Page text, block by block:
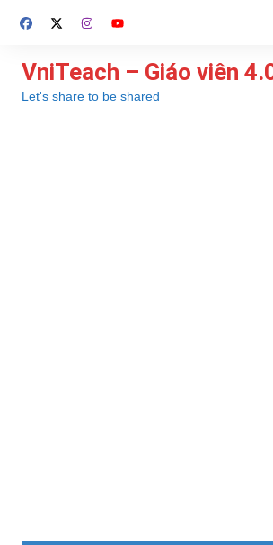
đến
dung
VniTeach – Giáo viên
Let's share to be shared